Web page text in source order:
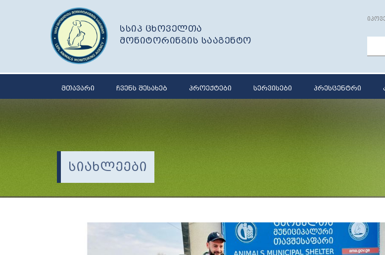
სსიპ ცხოველთა
მონიტორინგის სააგენტო
მთავარი ჩვენს შესახებ პროექტები სერვისები პრესცენტრი
სიახლეები